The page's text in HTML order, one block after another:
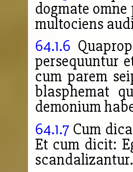
dogmate
multociens
64.1.6
persequuntur
cum parem
blasphemat
demonium
64.1.7Cum
Et cum dicit: